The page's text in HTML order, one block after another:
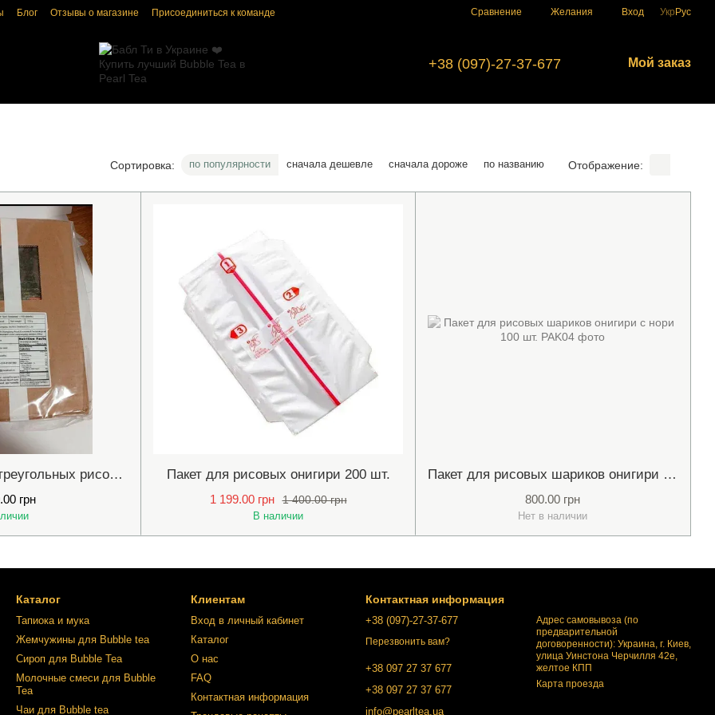
Блог Отзывы о магазине
Присоединиться к команде
Сравнение Желания Вход Укр Рус
+38 (097)-27-37-677 Мой заказ
Сортировка: по популярности сначала дешевле сначала дороже по названию Отображение:
Нори в пакете для треугольных рисовых онигири 100 шт.
грн
Пакет для рисовых онигири 200 шт.
1 400.00 грн
1 199.00 грн
В наличии
Пакет для рисовых шариков онигири с нори 100 шт.
800.00 грн
Нет в наличии
Каталог
Тапиока и мука
Жемчужины для Bubble tea
Сироп для Bubble Tea
Молочные смеси для Bubble
Tea
Чаи для Bubble tea
Клиентам
Вход в личный кабинет
Каталог
О нас
FAQ
Контактная информация
Контактная информация
+38 (097)-27-37-677
Перезвонить вам?
+38 097 27 37 677
+38 097 27 37 677
info@pearltea.ua
Адрес самовывоза (по
предварительной
договоренности): Украина, г. Киев,
улица Уинстона Черчилля 42е,
желтое КПП
Карта проезда